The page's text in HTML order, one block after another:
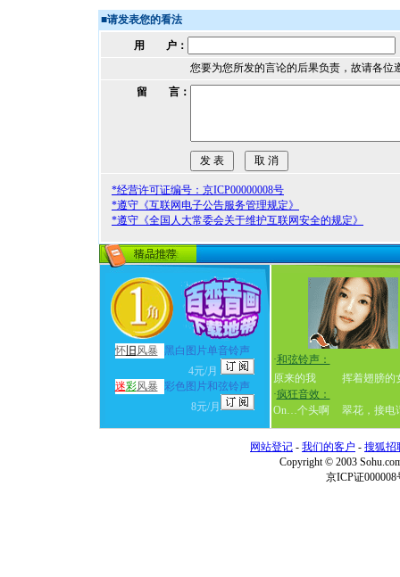
■请发表您的看法
用 户：
您要为您所发的言论的后果负责，故请各位
留 言：
*经营许可证编号：京ICP00000008号
*遵守《互联网电子公告服务管理规定》
*遵守《全国人大常委会关于维护互联网安全的规定》
怀旧 风暴
黑白图片单音铃声
4元/月
迷彩风暴 彩色图片和弦铃声
8元/月
·和弦铃声：
原来的我
挥着翅膀的
·疯狂音效：
On…个头啊
翠花，接
网站登记 - 我们的客户 - 搜狐招
Copyright © 2003
京ICP证